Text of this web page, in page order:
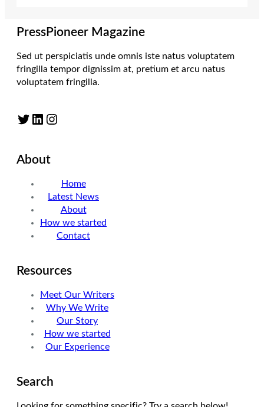
PressPioneer Magazine
Sed ut perspiciatis unde omnis iste natus voluptatem
fringilla tempor dignissim at, pretium et arcu natus
voluptatem fringilla.
Twitter LinkedIn Instagram
About
Home
Latest News
About
How we started
Contact
Resources
Meet Our Writers
Why We Write
Our Story
How we started
Our Experience
Search